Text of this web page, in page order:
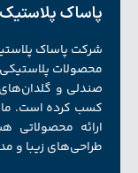
پاساک پلاستیک
شرکت پاساک
محصولات پلاستیکی،
صندلی و گلدان‌های
کسب کرده است. ما
ارائه محصولاتی
طراحی‌های زیبا و